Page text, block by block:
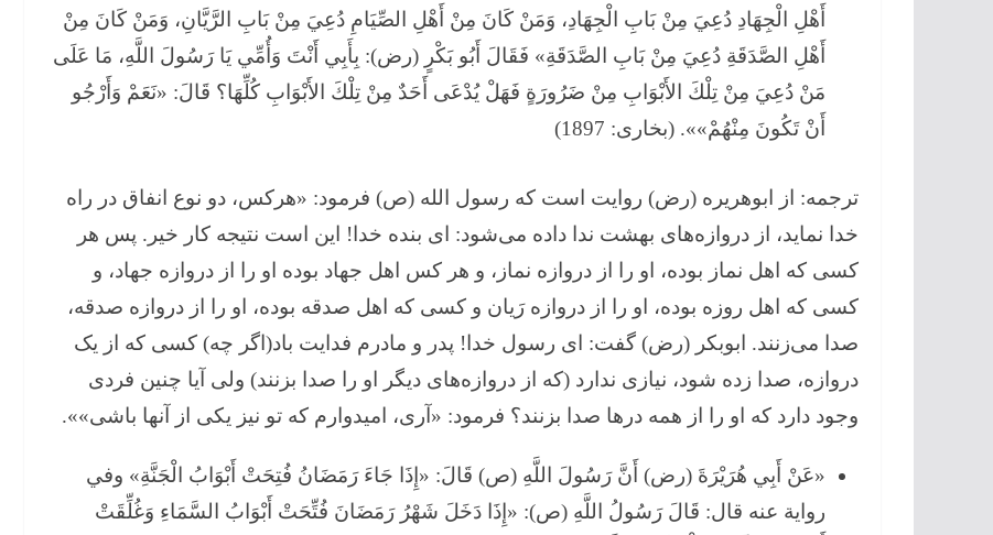
أَهْلِ الْجِهَادِ دُعِيَ مِنْ بَابِ الْجِهَادِ، وَمَنْ كَانَ مِنْ أَهْلِ الصِّيَامِ دُعِيَ مِنْ بَابِ الرَّيَّانِ، وَمَنْ كَانَ مِنْ
أَهْلِ الصَّدَقَةِ دُعِيَ مِنْ بَابِ الصَّدَقَةِ» فَقَالَ أَبُو بَكْرٍ (رض): بِأَبِي أَنْتَ وَأُمِّي يَا رَسُولَ اللَّهِ، مَا عَلَى
مَنْ دُعِيَ مِنْ تِلْكَ الأَبْوَابِ مِنْ ضَرُورَةٍ فَهَلْ يُدْعَى أَحَدٌ مِنْ تِلْكَ الأَبْوَابِ كُلِّهَا؟ قَالَ: «نَعَمْ وَأَرْجُو
أَنْ تَكُونَ مِنْهُمْ»». (بخارى: 1897)
ترجمه: از ابوهریره (رض) روایت است كه رسول الله (ص) فرمود: «هركس، دو نوع انفاق در راه
خدا نماید، از دروازه‌های بهشت ندا داده می‌شود: ای بنده خدا! این است نتیجه كار خیر. پس هر
كسی كه اهل نماز بوده، او را از دروازه نماز، و هر كس اهل جهاد بوده او را از دروازه جهاد، و
كسی كه اهل روزه بوده، او را از دروازه رَیان و كسی كه اهل صدقه بوده، او را از دروازه صدقه،
صدا می‌زنند. ابوبكر (رض) گفت: ای رسول خدا! پدر و مادرم فدایت باد(اگر چه) كسی كه از یک
دروازه، صدا زده شود، نیازی ندارد (كه از دروازه‌های دیگر او را صدا بزنند) ولی آیا چنین فردی
وجود دارد كه او را از همه درها صدا بزنند؟ فرمود: «آری، امیدوارم كه تو نیز یكی از آنها باشی»».
«عَنْ أَبِي هُرَيْرَةَ (رض) أَنَّ رَسُولَ اللَّهِ (ص) قَالَ: «إِذَا جَاءَ رَمَضَانُ فُتِحَتْ أَبْوَابُ الْجَنَّةِ» وفي
رواية عنه قال: قَالَ رَسُولُ اللَّهِ (ص): «إِذَا دَخَلَ شَهْرُ رَمَضَانَ فُتِّحَتْ أَبْوَابُ السَّمَاءِ وَغُلِّقَتْ